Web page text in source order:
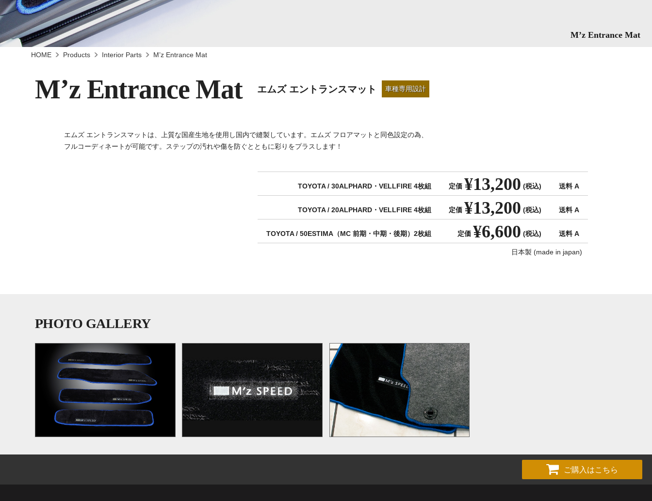
M’z Entrance Mat
HOME Products Interior Parts M’z Entrance Mat
M’z Entrance Mat エムズ エントランスマット 車種専用設計
エムズ エントランスマットは、上質な国産生地を使用し国内で縫製しています。エムズ フロアマットと同色設定の為、
フルコーディネートが可能です。ステップの汚れや傷を防ぐとともに彩りをプラスします！
TOYOTA / 30ALPHARD・VELLFIRE 4枚組 定価 ¥13,200 (税込) 送料 A
TOYOTA / 20ALPHARD・VELLFIRE 4枚組 定価 ¥13,200 (税込) 送料 A
TOYOTA / 50ESTIMA（MC 前期・中期・後期）2枚組 定価 ¥6,600 (税込) 送料 A
日本製 (made in japan)
PHOTO GALLERY
ご購入はこちら